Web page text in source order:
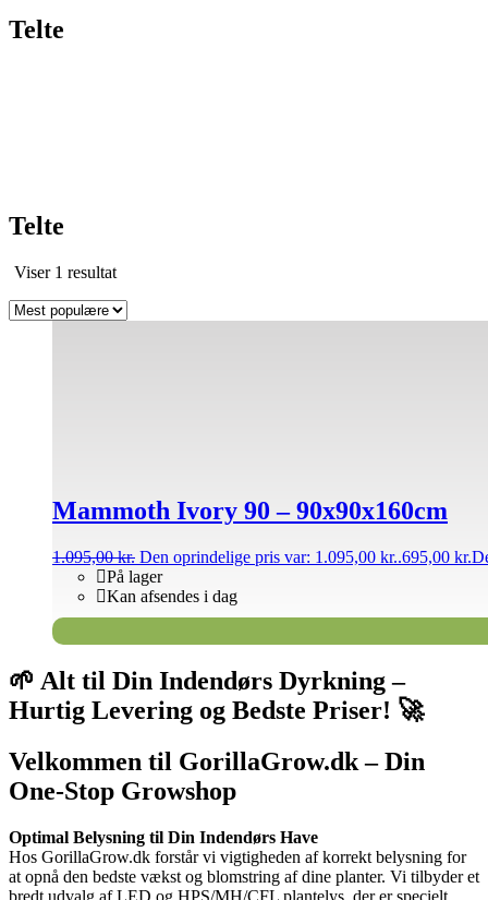
Telte
Telte
Viser 1 resultat
Mammoth Ivory 90 – 90x90x160cm
1.095,00kr. Den oprindelige pris var: 1.095,00 kr..695,00 kr.
På lager
Kan afsendes i dag
🌱 Alt til Din Indendørs Dyrkning –
Hurtig Levering og Bedste Priser! 🚀
Velkommen til GorillaGrow.dk – Din
One-Stop Growshop
Optimal Belysning til Din Indendørs Have
Hos GorillaGrow.dk forstår vi vigtigheden af korrekt belysning for
at opnå den bedste vækst og blomstring af dine planter. Vi tilbyder et
bredt udvalg af LED og HPS/MH/CFL plantelys, der er specielt